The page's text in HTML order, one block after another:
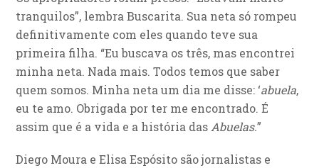
tranquilos”, lembra Buscarita. Sua neta só rompeu
definitivamente com eles quando teve sua
primeira filha. “Eu buscava os três, mas encontrei
minha neta. Nada mais. Todos temos que saber
quem somos. Minha neta um dia me disse: ‘abuela,
eu te amo. Obrigada por ter me encontrado. É
assim que é a vida e a história das Abuelas.”
Diego Moura e Elisa Espósito são jornalistas e